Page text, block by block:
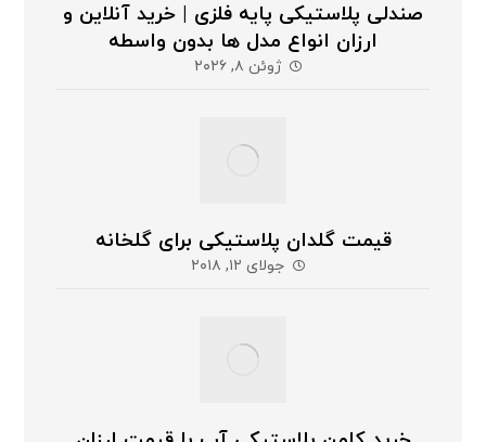
صندلی پلاستیکی پایه فلزی | خرید آنلاین و
ارزان انواع مدل ها بدون واسطه
ژوئن ۸, ۲۰۲۶
قیمت گلدان پلاستیکی برای گلخانه
جولای ۱۲, ۲۰۱۸